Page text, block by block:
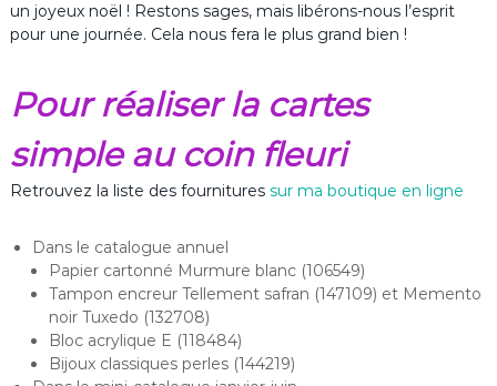
un joyeux noël ! Restons sages, mais libérons-nous l’esprit
pour une journée. Cela nous fera le plus grand bien !
Pour réaliser la cartes
simple au coin fleuri
Retrouvez la liste des fournitures sur ma boutique en ligne
Dans le catalogue annuel
Papier cartonné Murmure blanc (106549)
Tampon encreur Tellement safran (147109) et Memento
noir Tuxedo (132708)
Bloc acrylique E (118484)
Bijoux classiques perles (144219)